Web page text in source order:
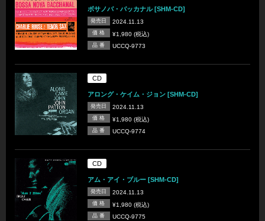
ボサノバ・バッカナル [SHM-CD]
発売日 2024.11.13
価 格 ¥1,980 (税込)
品 番 UCCQ-9773
CD
アロング・ケイム・ジョン [SHM-CD]
発売日 2024.11.13
価 格 ¥1,980 (税込)
品 番 UCCQ-9774
CD
アム・アイ・ブルー [SHM-CD]
発売日 2024.11.13
価 格 ¥1,980 (税込)
品 番 UCCQ-9775